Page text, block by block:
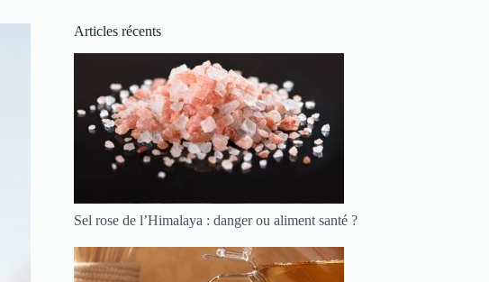
Articles récents
Sel rose de l’Himalaya : danger ou aliment santé ?